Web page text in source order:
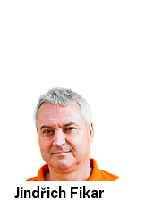
Jindřich Fikar